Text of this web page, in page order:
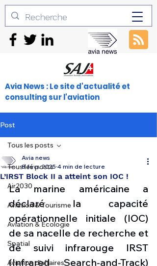
Avia News : Le site d'actualité et
consulting sur l'aviation
Post
Tous les posts
Air2030
Aviation & Tourisme
Aviation & Ecologie
Spatial
Aviation d'affaires
Tous les posts
L’IRST Block II a atteint son IOC !
Avia news
8 févr. 2025 4 min de lecture
La marine américaine a
déclaré la capacité
opérationnelle initiale (IOC)
de sa nacelle de recherche et
de suivi infrarouge IRST
(Infrared Search-and-Track)